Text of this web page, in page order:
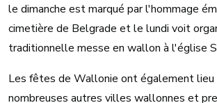
le dimanche est marqué par l'hommage
cimetière de Belgrade et le lundi voit
traditionnelle messe en wallon à l'église
Les fêtes de Wallonie ont également lieu
nombreuses autres villes wallonnes et